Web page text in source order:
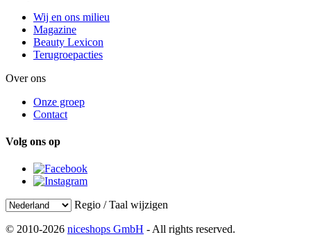
Wij en ons milieu
Magazine
Beauty Lexicon
Terugroepacties
Over ons
Onze groep
Contact
Volg ons op
Regio / Taal wijzigen
© 2010-2026 niceshops GmbH - All rights reserved.